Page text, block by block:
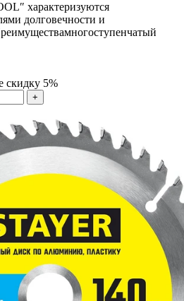
характеризуются
долговечности и
скидку 5%
+